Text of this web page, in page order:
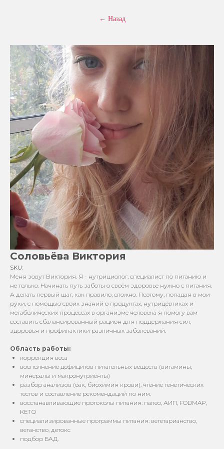
← Назад
Соловьёва Виктория
SKU:
Меня зовут Виктория. Я - нутрициолог, специалист по питанию и
не только. Начинать путь заботы о своём здоровье нужно с питания.
А делать первый шаг, как правило, сложно. Поэтому, попадая в мои
руки, с помощью своих знаний о продуктах, нутрицевтиках и
метаболических процессах в организме человека я помогу вам
составить сбалансированный рацион для поддержания сил,
здоровья и профилактики различных заболеваний.
Область работы:
коррекция веса
восполнение дефицитов питательных веществ (витамины,
минералы и макронутриенты)
разбор анализов (оак, биохимия крови), чтение генетических
тестов и составление рекомендаций по ним.
восстанавливающие протоколы питания: палео, АИП, FODMAP,
KETO
специализированные программы питания: вегетарианство,
веганство, детокс
подбор БАД.